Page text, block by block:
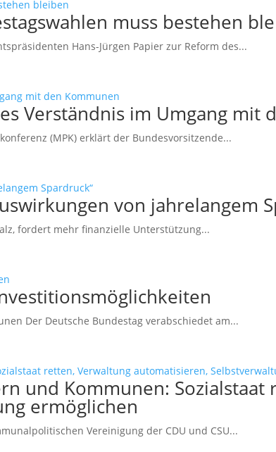
muss bestehen
Hans-Jürgen Papier zur Reform des...
Verständnis im Umgang mit
(MPK) erklärt der Bundesvorsitzende...
von jahrelangem
fordert mehr finanzielle Unterstützung...
Der Deutsche Bundestag verabschiedet am...
und Kommunen: Sozialstaat
ermöglichen
Vereinigung der CDU und CSU...